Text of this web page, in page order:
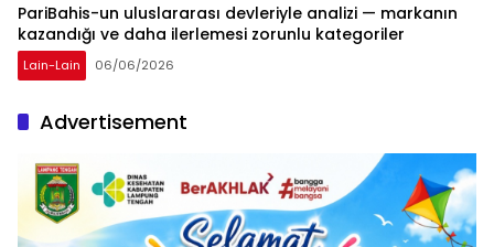
PariBahis-un uluslararası devleriyle analizi — markanın
kazandığı ve daha ilerlemesi zorunlu kategoriler
Lain-Lain 06/06/2026
Advertisement